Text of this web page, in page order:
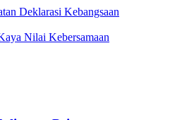
Deklarasi Kebangsaan
Nilai Kebersamaan